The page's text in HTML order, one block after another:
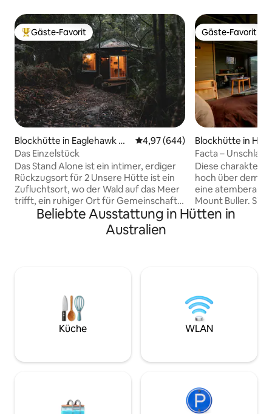
Beliebter Gäste-Favorit.
Gäste-Favorit
Blockhütte in Eaglehawk Ne
ck
Durchschnittliche Bewertung:
4,97 (644)
Das Einzelstück
Das Stand Alone ist ein intimer, erdiger
Rückzugsort für 2 Unsere Hütte ist ein
Zufluchtsort, wo der Wald auf das Meer
trifft, ein ruhiger Ort für Gemeinschaft
und Wiederverbindung mit der Natur.
Inmitten der salzigen Luft und des
Vogelgesangs blickt unser Bett auf die
belgische Kissen sind perfekt, um sich
abends auszustrecken. Das Hotel liegt in
der verschlafenen Lufra Cove, einer
magischen Ecke von Eaglehawk Neck.
Gäste-Favorit
Gäste-Favorit
Blockhütte in
Facta –
Diese
hoch über dem
eine
Mount Buller. Sie
Rückzugsort für
entspannte
Whirlpool und
unter dem
dem du
Beliebte Ausstattung in Hütten in
Australien
Küche WLAN